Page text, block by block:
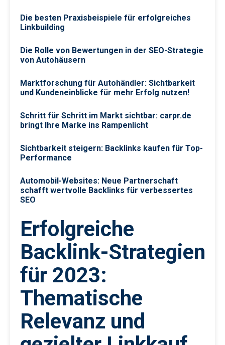
Die besten Praxisbeispiele für erfolgreiches
Linkbuilding
Die Rolle von Bewertungen in der SEO-Strategie
von Autohäusern
Marktforschung für Autohändler: Sichtbarkeit
und Kundeneinblicke für mehr Erfolg nutzen!
Schritt für Schritt im Markt sichtbar: carpr.de
bringt Ihre Marke ins Rampenlicht
Sichtbarkeit steigern: Backlinks kaufen für Top-
Performance
Automobil-Websites: Neue Partnerschaft
schafft wertvolle Backlinks für verbessertes
SEO
Erfolgreiche
Backlink-Strategien
für 2023:
Thematische
Relevanz und